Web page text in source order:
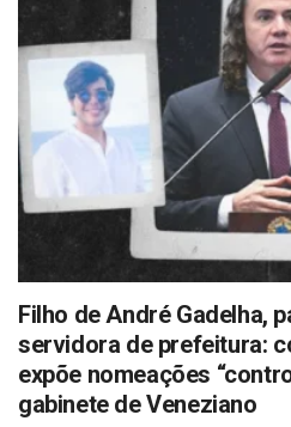
Filho de André Gadelha,
servidora de prefeitura:
expõe nomeações
gabinete de Veneziano